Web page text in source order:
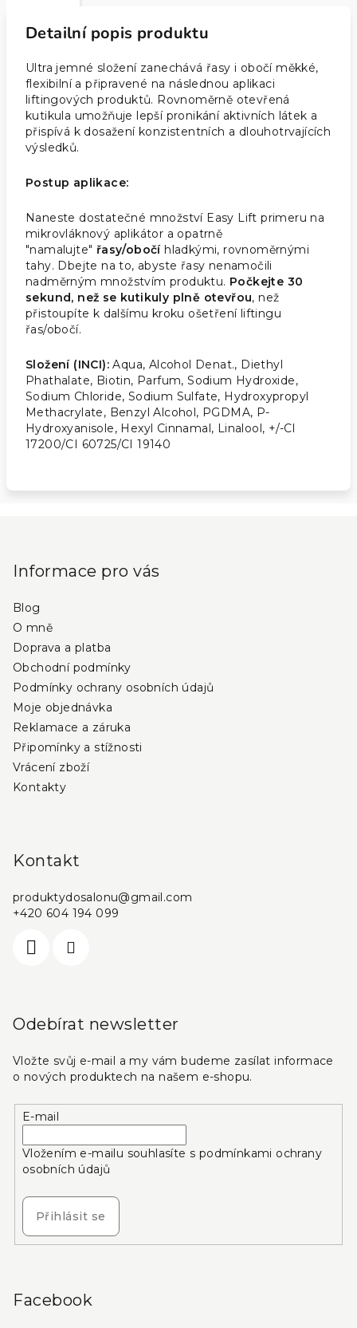
Detailní popis produktu
Ultra jemné složení zanechává řasy i obočí měkké,
flexibilní a připravené na následnou aplikaci
liftingových produktů. Rovnoměrně otevřená
kutikula umožňuje lepší pronikání aktivních látek a
přispívá k dosažení konzistentních a dlouhotrvajících
výsledků.
Postup aplikace:
Naneste dostatečné množství Easy Lift primeru na
mikrovláknový aplikátor a opatrně
"namalujte" řasy/obočí hladkými, rovnoměrnými
tahy. Dbejte na to, abyste řasy nenamočili
nadměrným množstvím produktu. Počkejte 30
sekund, než se kutikuly plně otevřou, než
přistoupíte k dalšímu kroku ošetření liftingu
řas/obočí.
Složení (INCI): Aqua, Alcohol Denat., Diethyl
Phathalate, Biotin, Parfum, Sodium Hydroxide,
Sodium Chloride, Sodium Sulfate, Hydroxypropyl
Methacrylate, Benzyl Alcohol, PGDMA, P-
Hydroxyanisole, Hexyl Cinnamal, Linalool, +/-CI
17200/CI 60725/CI 19140
Informace pro vás
Blog
O mně
Doprava a platba
Obchodní podmínky
Podmínky ochrany osobních údajů
Moje objednávka
Reklamace a záruka
Připomínky a stížnosti
Vrácení zboží
Kontakty
Kontakt
produktydosalonu@gmail.com
+420 604 194 099
Odebírat newsletter
Vložte svůj e-mail a my vám budeme zasílat informace
o nových produktech na našem e-shopu.
E-mail
Vložením e-mailu souhlasíte s podmínkami ochrany
osobních údajů
Přihlásit se
Facebook